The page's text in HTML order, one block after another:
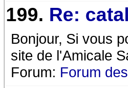
199. Re:
Bonjour, Si vous
site de l'Amicale
Forum: Forum